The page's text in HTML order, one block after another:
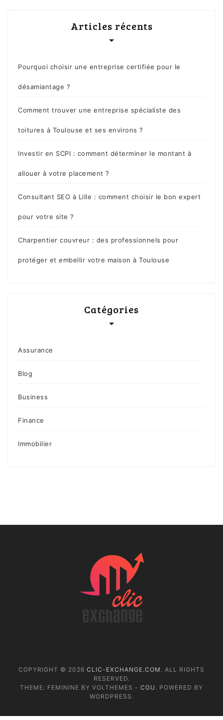
Articles récents
Pourquoi choisir une entreprise certifiée pour le
désamiantage ?
Comment trouver une entreprise spécialiste des
toitures à Toulouse et ses environs ?
Investir en SCPI : comment déterminer le montant à
allouer à votre placement ?
Consultant SEO à Lille : comment choisir le bon expert
pour votre site ?
Charpentier couvreur : des professionnels pour
protéger et embellir votre maison à Toulouse
Catégories
Assurance
Blog
Business
Finance
Immobilier
COPYRIGHT © 2026 CLIC-EXCHANGE.COM . ALL RIGHTS
RESERVED.
THEME: FEMININE BY VOLTHEMES - CGU . POWERED BY
WORDPRESS.